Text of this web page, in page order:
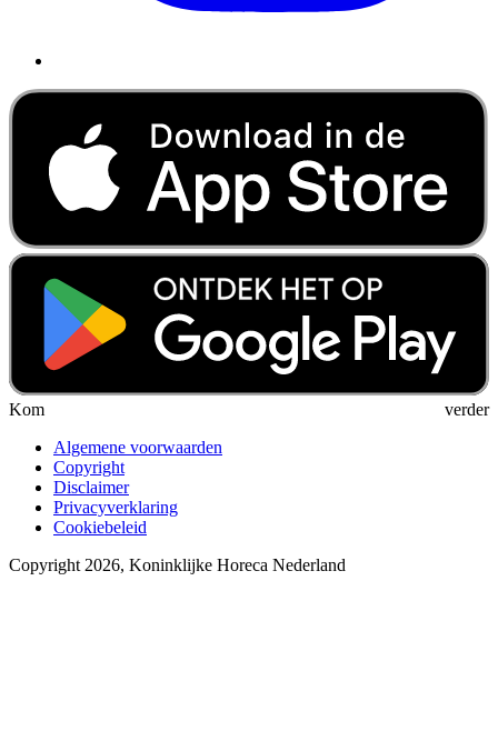
Kom verder
Algemene voorwaarden
Copyright
Disclaimer
Privacyverklaring
Cookiebeleid
Copyright 2026, Koninklijke Horeca Nederland